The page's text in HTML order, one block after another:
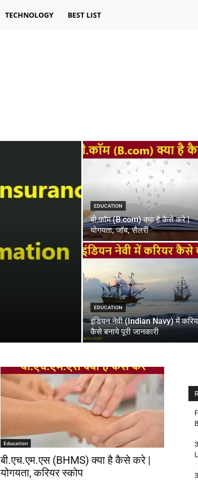
TECHNOLOGY BEST LIST
EDUCATION
बी.कॉम (B.com) क्या है कैसे करे |
योगयता, जॉब, सैलरी
EDUCATION
इंडियन नेवी (Indian Navy) में
कैसे बनाये पूरी जानकारी
Education
बी.एच.एम.एस (BHMS) क्या है कैसे करे |
योगयता, करियर स्कोप